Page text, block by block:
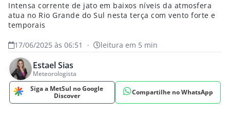
Intensa corrente de jato em baixos níveis da atmosfera
atua no Rio Grande do Sul nesta terça com vento forte e
temporais
17/06/2025 às 06:51 • leitura em 5 min
Estael Sias
Meteorologista
Siga a MetSul no Google
Discover
Compartilhe no WhatsApp